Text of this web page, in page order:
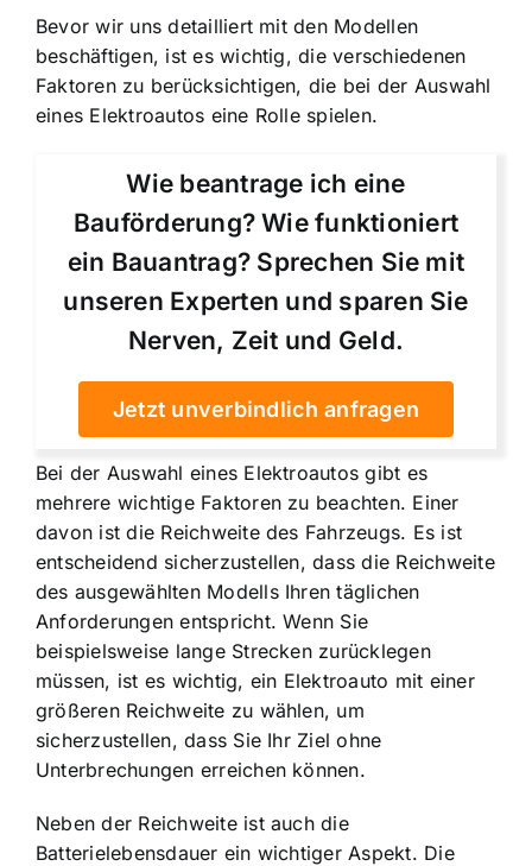
Bevor wir uns detailliert mit den Modellen
beschäftigen, ist es wichtig, die verschiedenen
Faktoren zu berücksichtigen, die bei der Auswahl
eines Elektroautos eine Rolle spielen.
Wie beantrage ich eine
Bauförderung? Wie funktioniert
ein Bauantrag? Sprechen Sie mit
unseren Experten und sparen Sie
Nerven, Zeit und Geld.
Jetzt unverbindlich anfragen
Bei der Auswahl eines Elektroautos gibt es
mehrere wichtige Faktoren zu beachten. Einer
davon ist die Reichweite des Fahrzeugs. Es ist
entscheidend sicherzustellen, dass die Reichweite
des ausgewählten Modells Ihren täglichen
Anforderungen entspricht. Wenn Sie
beispielsweise lange Strecken zurücklegen
müssen, ist es wichtig, ein Elektroauto mit einer
größeren Reichweite zu wählen, um
sicherzustellen, dass Sie Ihr Ziel ohne
Unterbrechungen erreichen können.
Neben der Reichweite ist auch die
Batterielebensdauer ein wichtiger Aspekt. Die